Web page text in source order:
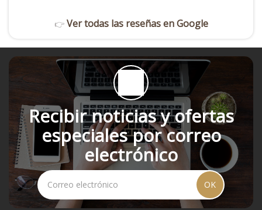
👉 Ver todas las reseñas en Google
Recibir noticias y ofertas
especiales por correo
electrónico
OK